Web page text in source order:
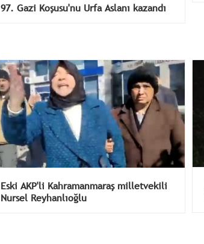
97. Gazi Koşusu'nu Urfa Aslanı kazandı
Eski AKP'li Kahramanmaraş milletvekili
Nursel Reyhanlıoğlu